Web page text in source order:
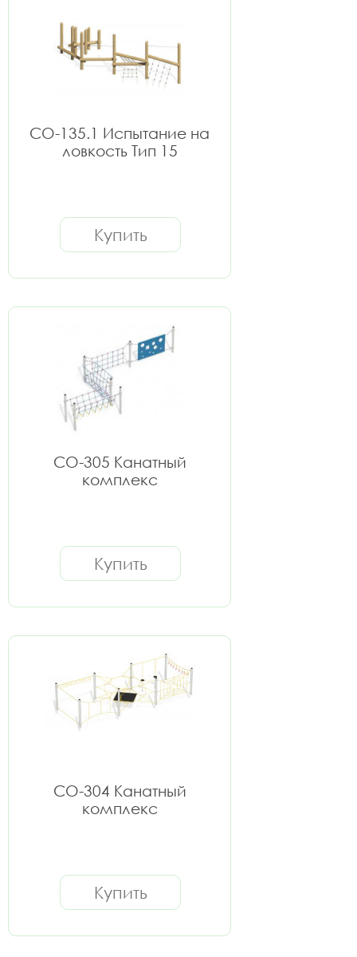
СО-135.1 Испытание на
ловкость Тип 15
Купить
СО-305 Канатный
комплекс
Купить
СО-304 Канатный
комплекс
Купить